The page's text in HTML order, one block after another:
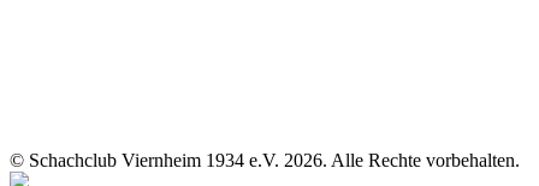
© Schachclub Viernheim 1934 e.V. 2026. Alle Rechte vorbehalten.